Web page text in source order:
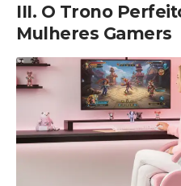
III. O Trono
Mulheres Gamers